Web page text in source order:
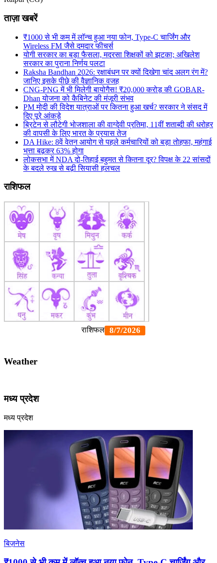
ताज़ा खबरें
₹1000 से भी कम में लॉन्च हुआ नया फोन, Type-C चार्जिंग और
Wireless FM जैसे दमदार फीचर्स
योगी सरकार का बड़ा फैसला, मदरसा शिक्षकों को झटका; अखिलेश
सरकार का पुराना निर्णय पलटा
Raksha Bandhan 2026: रक्षाबंधन पर क्यों दिखेगा चांद अलग रंग में?
जानिए इसके पीछे की वैज्ञानिक वजह
CNG-PNG में भी मिलेगी बायोगैस! ₹20,000 करोड़ की GOBAR-
Dhan योजना को कैबिनेट की मंजूरी संभव
PM मोदी की विदेश यात्राओं पर कितना हुआ खर्च? सरकार ने संसद में
दिए पूरे आंकड़े
ब्रिटेन से लौटेगी भोजशाला की वाग्देवी प्रतिमा, 11वीं शताब्दी की धरोहर
की वापसी के लिए भारत के प्रयास तेज
DA Hike: 8वें वेतन आयोग से पहले कर्मचारियों को बड़ा तोहफा, महंगाई
भत्ता बढ़कर 63% होगा
लोकसभा में NDA दो-तिहाई बहुमत से कितना दूर? विपक्ष के 22 सांसदों
के बदले रुख से बढ़ी सियासी हलचल
राशिफल
Weather
मध्य प्रदेश
मध्य प्रदेश
बिज़नेस